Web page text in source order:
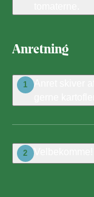
Anretning
1
Anret skiver
2 Velbekomme!